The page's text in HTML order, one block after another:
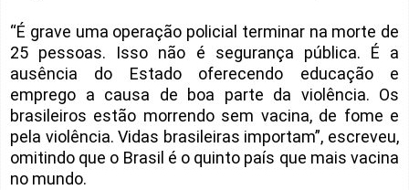
“É grave uma operação policial terminar na morte de
25 pessoas. Isso não é segurança pública. É a
ausência do Estado oferecendo educação e
emprego a causa de boa parte da violência. Os
brasileiros estão morrendo sem vacina, de fome e
pela violência. Vidas brasileiras importam”, escreveu,
omitindo que o Brasil é o quinto país que mais vacina
no mundo.